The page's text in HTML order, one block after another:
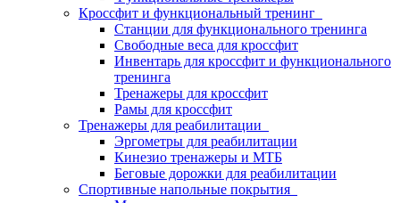
Кроссфит и функциональный тренинг
Станции для функционального тренинга
Свободные веса для кроссфит
Инвентарь для кроссфит и функционального
тренинга
Тренажеры для кроссфит
Рамы для кроссфит
Тренажеры для реабилитации
Эргометры для реабилитации
Кинезио тренажеры и МТБ
Беговые дорожки для реабилитации
Спортивные напольные покрытия